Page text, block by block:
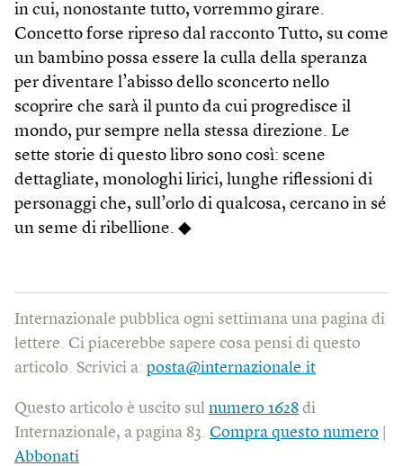
in cui, nonostante tutto, vorremmo girare.
Concetto forse ripreso dal racconto Tutto, su come
un bambino possa essere la culla della speranza
per diventare l’abisso dello sconcerto nello
scoprire che sarà il punto da cui progredisce il
mondo, pur sempre nella stessa direzione. Le
sette storie di questo libro sono così: scene
dettagliate, monologhi lirici, lunghe riflessioni di
personaggi che, sull’orlo di qualcosa, cercano in sé
un seme di ribellione. ◆
Internazionale pubblica ogni settimana una pagina di
lettere. Ci piacerebbe sapere cosa pensi di questo
articolo. Scrivici a: posta@internazionale.it
Questo articolo è uscito sul numero 1628 di
Internazionale, a pagina 83. Compra questo numero
Abbonati